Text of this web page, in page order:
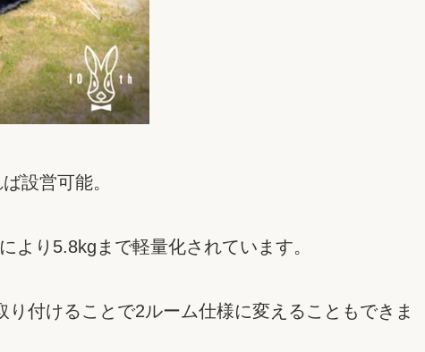
設営可能。
り5.8kgまで軽量化されています。
付けることで2ルーム仕様に変えることもできま